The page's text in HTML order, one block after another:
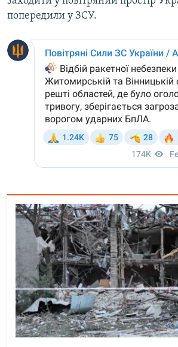
попередили у ЗСУ.